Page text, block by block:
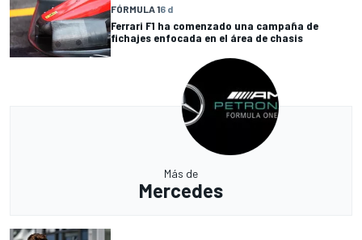
FÓRMULA 16 d
Ferrari F1 ha comenzado una campaña de
fichajes enfocada en el área de chasis
Más de
Mercedes